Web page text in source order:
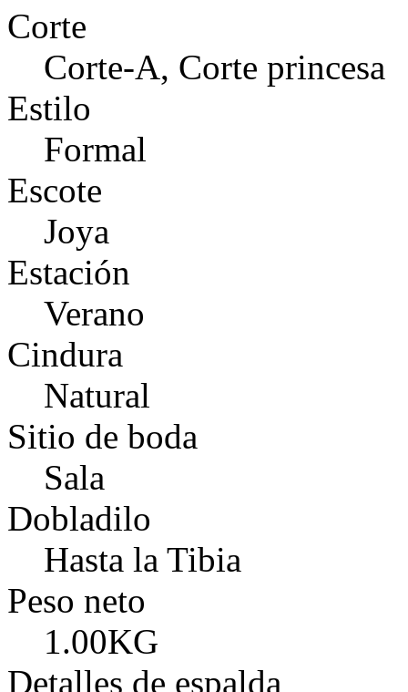
Corte
Corte-A, Corte princesa
Estilo
Formal
Escote
Joya
Estación
Verano
Cindura
Natural
Sitio de boda
Sala
Dobladilo
Hasta la Tibia
Peso neto
1.00KG
Detalles de espalda